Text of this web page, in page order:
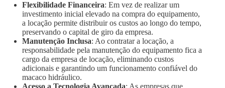
Flexibilidade Financeira: Em vez de realizar um
investimento inicial elevado na compra do equipamento,
a locação permite distribuir os custos ao longo do tempo,
preservando o capital de giro da empresa.
Manutenção Inclusa: Ao contratar a locação, a
responsabilidade pela manutenção do equipamento fica a
cargo da empresa de locação, eliminando custos
adicionais e garantindo um funcionamento confiável do
macaco hidráulico.